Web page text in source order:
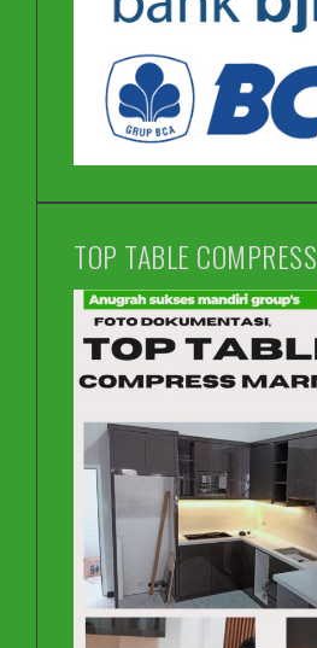
TOP TABLE COMPRESS